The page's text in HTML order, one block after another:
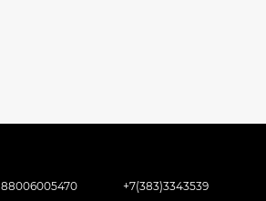
88006005470 +7(383)3343539